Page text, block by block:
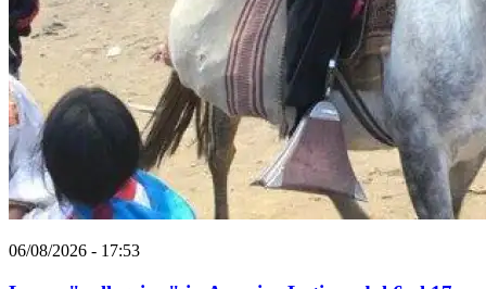
06/08/2026 - 17:53